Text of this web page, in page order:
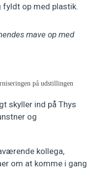
fyldt op med plastik.
mave op med
på udstillingen
skyller ind på Thys
og
kollega,
om at komme i gang